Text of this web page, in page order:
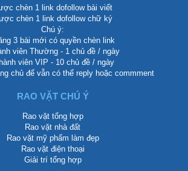
chèn 1 link dofollow bài viết
chèn 1 link dofollow chữ ký
Chú ý:
3 bài mới có quyền chèn link
viên Thường - 1 chủ đề / ngày
viên VIP - 10 chủ đề / ngày
chủ để vẫn có thể reply hoặc commment
RAO VẶT CHÚ Ý
Rao vặt tổng hợp
Rao vặt nhà đất
Rao vặt mỹ phẩm làm đẹp
Rao vặt điện thoại
Giải trí tổng hợp